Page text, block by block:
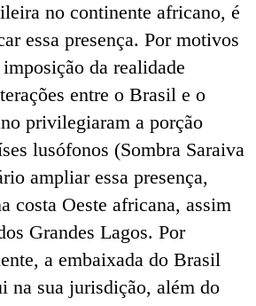
no continente africano, é
essa presença. Por motivos
da realidade
entre o Brasil e o
privilegiaram a porção
lusófonos (Sombra Saraiva
ampliar essa presença,
costa Oeste africana, assim
Grandes Lagos. Por
a embaixada do Brasil
na sua jurisdição, além do